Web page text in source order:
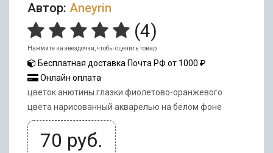
Автор: Aneyrin
(4)
Нажмите на звездочки, чтобы оценить товар
Бесплатная доставка Почта РФ от 1000 ₽
Онлайн оплата
цветок анютины глазки фиолетово-оранжевого
цвета нарисованный акварелью на белом фоне
70 руб.